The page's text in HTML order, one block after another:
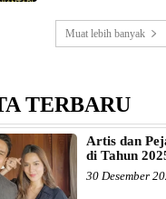
Muat lebih banyak
TERBARU
Artis dan
di Tahun
30 Desember